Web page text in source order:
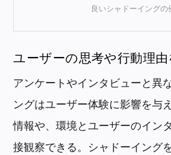
良いシャドーイングの
ユーザーの思考や行動理
アンケートやインタビューと異
ングはユーザー体験に影響を与
情報や、環境とユーザーのイン
接観察できる。シャドーイング